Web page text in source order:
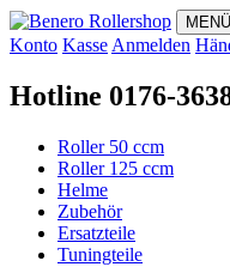
MENÜ
Konto Kasse Anmelden
Hotline 0176-
Roller 50 ccm
Roller 125 ccm
Helme
Zubehör
Ersatzteile
Tuningteile